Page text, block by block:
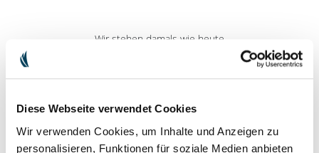
Diese Webseite verwendet Cookies
Wir verwenden Cookies, um Inhalte und Anzeigen zu
personalisieren, Funktionen für soziale Medien anbieten
Wir stehen damals wie heute
größtmögliche Schonung aller
kompromisslosen Verzicht auf
Tierversuche.